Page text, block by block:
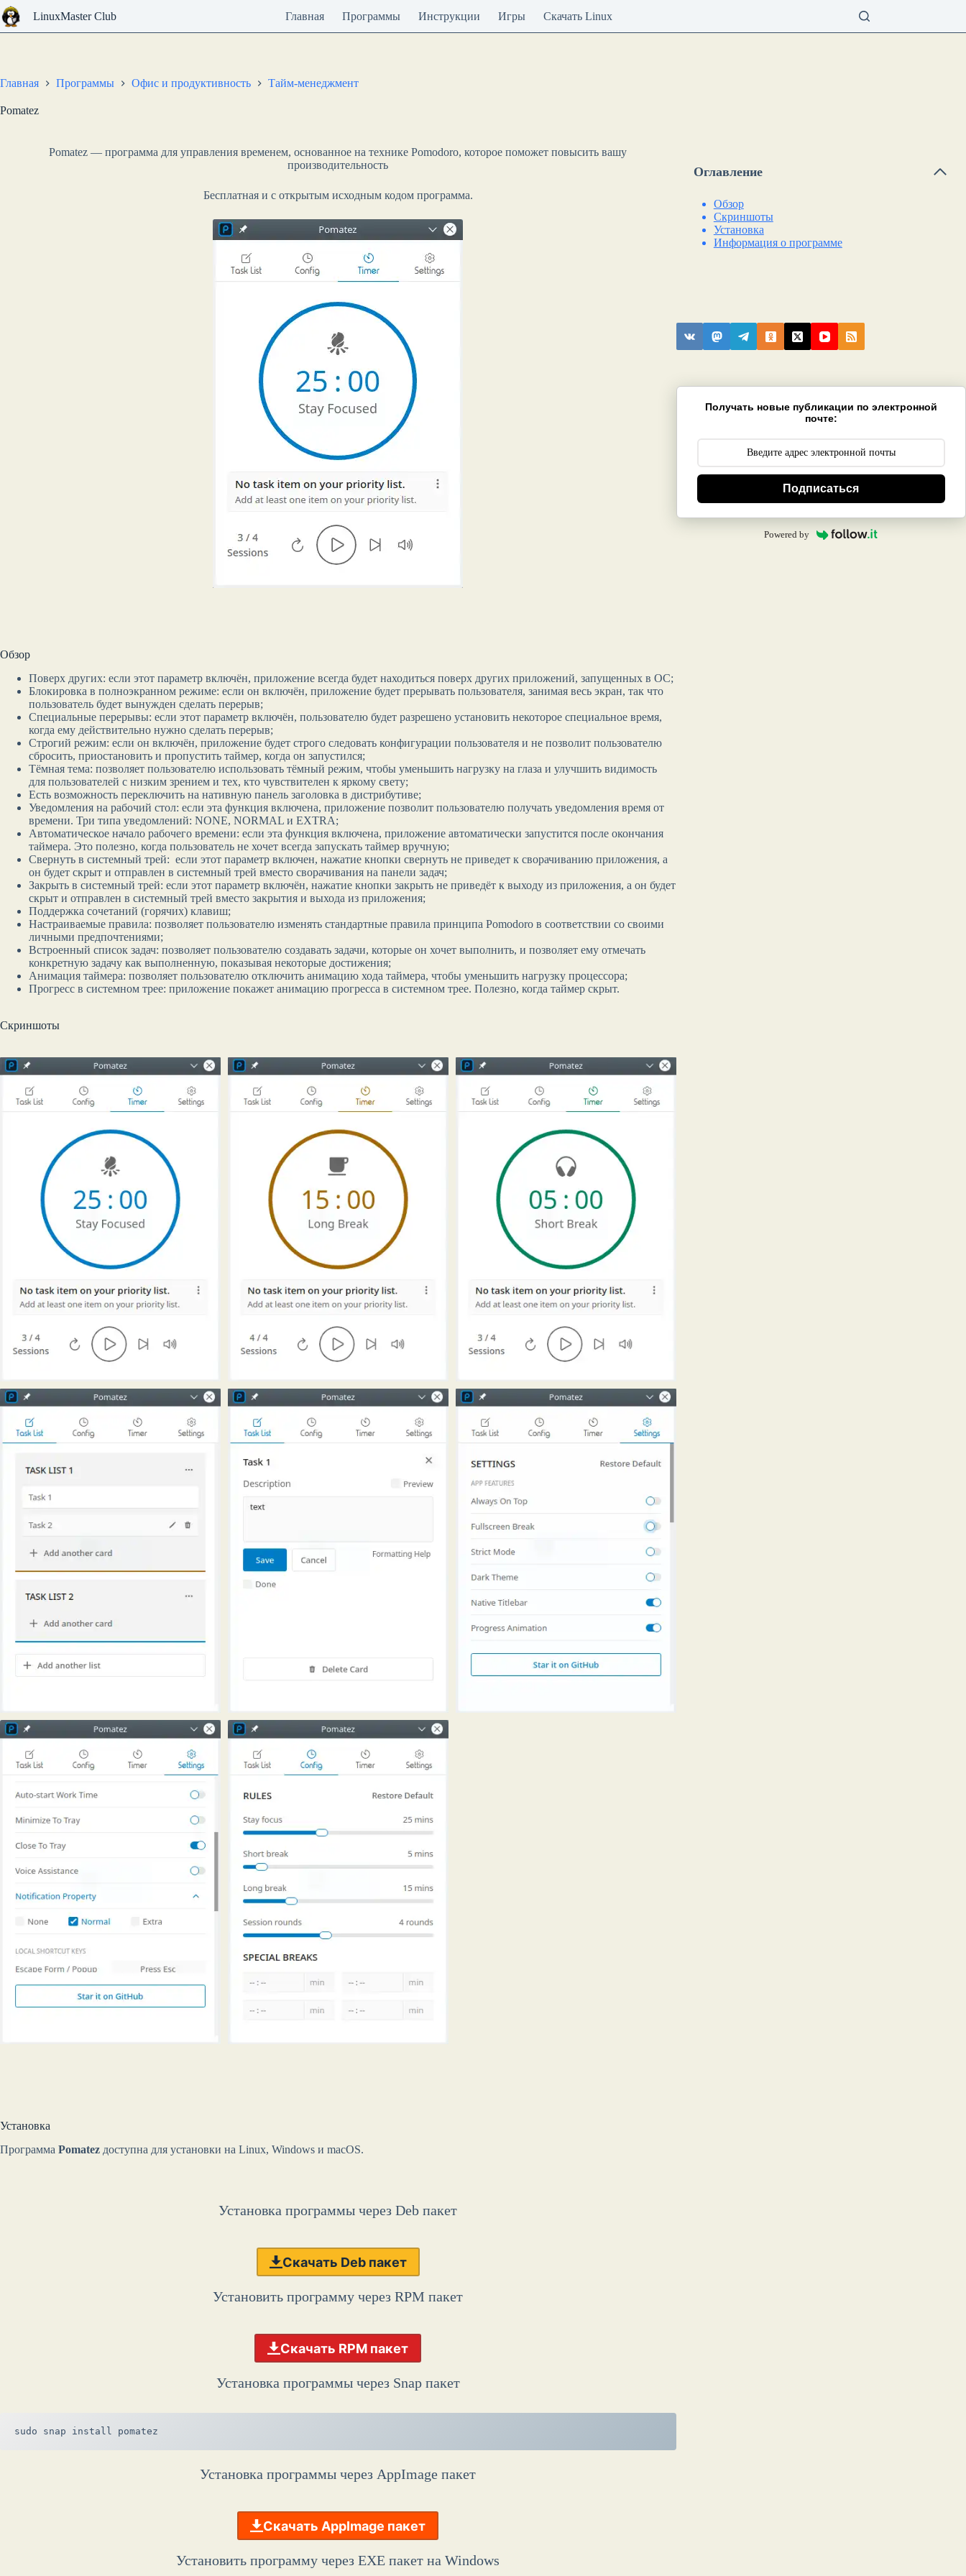
Перейти
к
сути
LinuxMaster Club Главная Программы Инструкции Игры Скачать Linux
Главная Программы Офис и продуктивность Тайм-менеджмент
Pomatez
Pomatez — программа для управления временем, основанное на технике Pomodoro, которое поможет повысить вашу
производительность
Бесплатная и с открытым исходным кодом программа.
Обзор
Поверх других: если этот параметр включён, приложение всегда будет находиться поверх других приложений, запущенных в ОС;
Блокировка в полноэкранном режиме: если он включён, приложение будет прерывать пользователя, занимая весь экран, так что
пользователь будет вынужден сделать перерыв;
Специальные перерывы: если этот параметр включён, пользователю будет разрешено установить некоторое специальное время,
когда ему действительно нужно сделать перерыв;
Строгий режим: если он включён, приложение будет строго следовать конфигурации пользователя и не позволит пользователю
сбросить, приостановить и пропустить таймер, когда он запустился;
Тёмная тема: позволяет пользователю использовать тёмный режим, чтобы уменьшить нагрузку на глаза и улучшить видимость
для пользователей с низким зрением и тех, кто чувствителен к яркому свету;
Есть возможность переключить на нативную панель заголовка в дистрибутиве;
Уведомления на рабочий стол: если эта функция включена, приложение позволит пользователю получать уведомления время от
времени. Три типа уведомлений: NONE, NORMAL и EXTRA;
Автоматическое начало рабочего времени: если эта функция включена, приложение автоматически запустится после окончания
таймера. Это полезно, когда пользователь не хочет всегда запускать таймер вручную;
Свернуть в системный трей: если этот параметр включен, нажатие кнопки свернуть не приведет к сворачиванию приложения, а
он будет скрыт и отправлен в системный трей вместо сворачивания на панели задач;
Закрыть в системный трей: если этот параметр включён, нажатие кнопки закрыть не приведёт к выходу из приложения, а он будет
скрыт и отправлен в системный трей вместо закрытия и выхода из приложения;
Поддержка сочетаний (горячих) клавиш;
Настраиваемые правила: позволяет пользователю изменять стандартные правила принципа Pomodoro в соответствии со своими
личными предпочтениями;
Встроенный список задач: позволяет пользователю создавать задачи, которые он хочет выполнить, и позволяет ему отмечать
конкретную задачу как выполненную, показывая некоторые достижения;
Анимация таймера: позволяет пользователю отключить анимацию хода таймера, чтобы уменьшить нагрузку процессора;
Прогресс в системном трее: приложение покажет анимацию прогресса в системном трее. Полезно, когда таймер скрыт.
Скриншоты
Установка
Программа Pomatez доступна для установки на Linux, Windows и macOS.
Установка программы через Deb пакет
Скачать Deb пакет
Установить программу через RPM пакет
Скачать RPM пакет
Установка программы через Snap пакет
sudo snap install pomatez
Установка программы через AppImage пакет
Скачать AppImage пакет
Установить программу через EXE пакет на Windows
Оглавление
Обзор
Скриншоты
Установка
Информация о программе
Получать новые публикации по электронной
почте:
Подписаться
Powered by